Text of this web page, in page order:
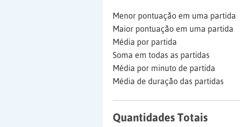
Menor pontuação em uma partida
Maior pontuação em uma partida
Média por partida
Soma em todas as partidas
Média por minuto de partida
Média de duração das partidas
Quantidades Totais